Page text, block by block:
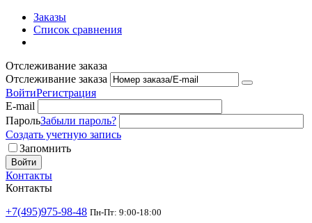
Заказы
Список сравнения
Отслеживание заказа
Отслеживание заказа
ВойтиРегистрация
E-mail
ПарольЗабыли пароль?
Создать учетную запись
Запомнить
Войти
Контакты
Контакты
+7(495)975-98-48 Пн-Пт: 9:00-18:00